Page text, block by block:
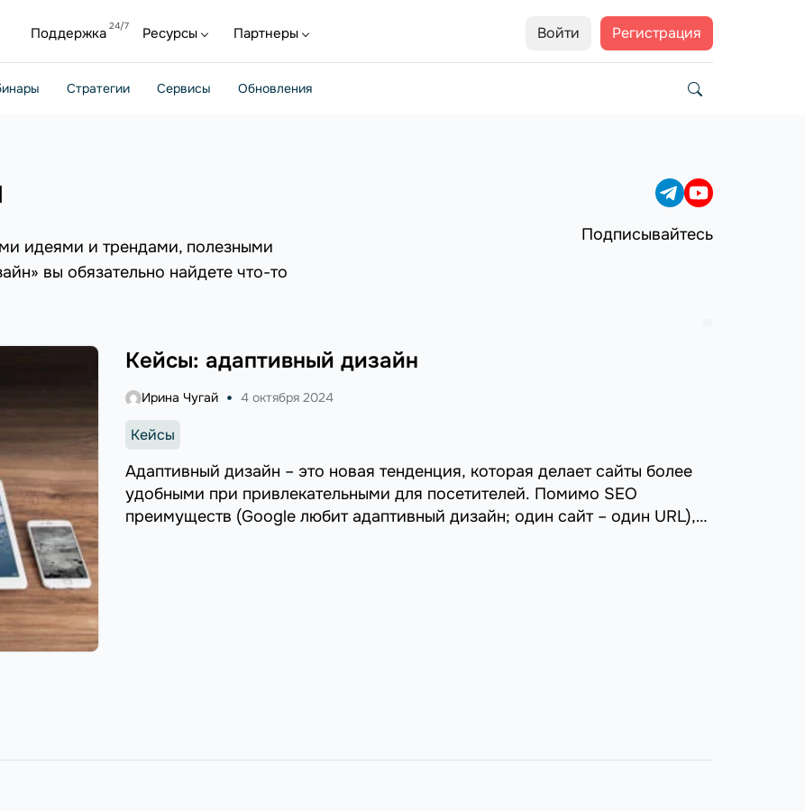
Войти Регистрация
Поддержка Ресурсы Партнеры
Стратегии Сервисы Обновления
идеями и трендами, полезными
вы обязательно найдете что-то
Подписывайтесь
Кейсы: адаптивный дизайн
Ирина Чугай 4 октября 2024
Кейсы
Адаптивный дизайн – это новая тенденция, которая делает сайты более
удобными при привлекательными для посетителей. Помимо SEO
преимуществ (Google любит адаптивный дизайн; один сайт – один URL),